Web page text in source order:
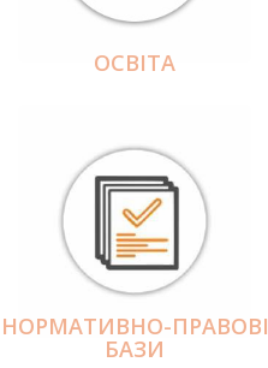
ОСВІТА
НОРМАТИВНО-ПРАВОВІ
БАЗИ